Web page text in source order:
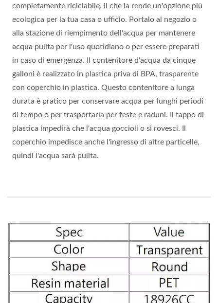
completamente riciclabile, il che la rende un'opzione più
ecologica per la tua casa o ufficio. Portalo al negozio o
alla stazione di riempimento dell'acqua per mantenere
acqua pulita per l'uso quotidiano o per essere preparati
in caso di emergenza. Il contenitore d'acqua da cinque
galloni è realizzato in plastica priva di BPA, trasparente
con coperchio in plastica. Questo contenitore a lunga
durata è pratico per conservare acqua per lunghi periodi
di tempo o per trasportarla per feste e raduni. Il tappo di
plastica impedirà che l'acqua goccioli o si rovesci. Il
coperchio impedisce anche l'ingresso di altre particelle,
quindi l'acqua sarà pulita.